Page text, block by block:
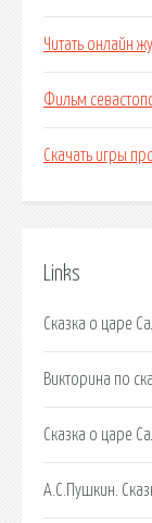
Читать онлайн
Фильм
Скачать игры
Links
Сказка о царе
Викторина по
Сказка о царе
А.С.Пушкин.